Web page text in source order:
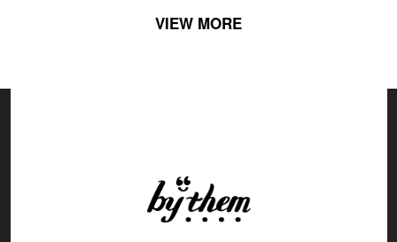
VIEW MORE